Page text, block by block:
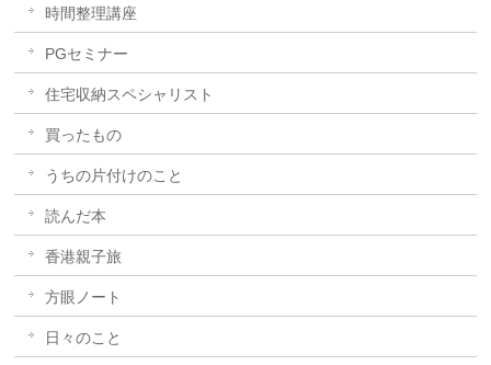
時間整理講座
PGセミナー
住宅収納スペシャリスト
買ったもの
うちの片付けのこと
読んだ本
香港親子旅
方眼ノート
日々のこと